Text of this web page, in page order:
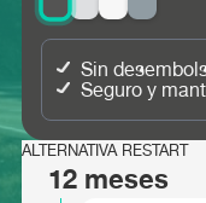
Sin
Seguro y
ALTERNATIVA RESTART
12 meses